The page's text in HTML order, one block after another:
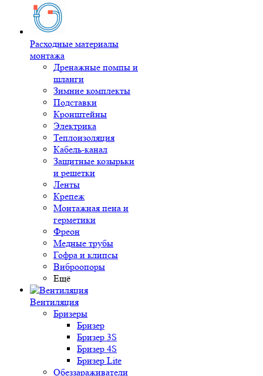
Расходные материалы
монтажа
Дренажные помпы и
шланги
Зимние комплекты
Подставки
Кронштейны
Электрика
Теплоизоляция
Кабель-канал
Защитные козырьки
и решетки
Ленты
Крепеж
Монтажная пена и
герметики
Фреон
Медные трубы
Гофра и клипсы
Виброопоры
Ещё
Вентиляция
Бризеры
Бризер
Бризер 3S
Бризер 4S
Бризер Lite
Обеззараживатели